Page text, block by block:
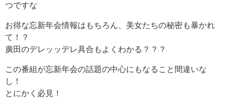
つですな
お得な忘新年会情報はもちろん、美女たちの秘密も暴かれ
て！？
廣田のデレッッデレ具合もよくわかる？？？
この番組が忘新年会の話題の中心にもなること間違いな
し！
とにかく必見！